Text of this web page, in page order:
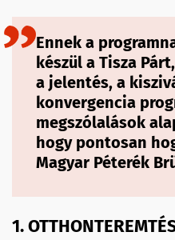
Ennek a
készül a Tisza Párt,
a jelentés, a
konvergencia
megszólalások
hogy pontosan
Magyar Péterék
1.